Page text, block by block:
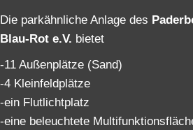
Die parkähnliche Anlage des
Blau-Rot e.V. bietet
-11 Außenplätze (Sand)
-4 Kleinfeldplätze
-ein Flutlichtplatz
-eine beleuchtete